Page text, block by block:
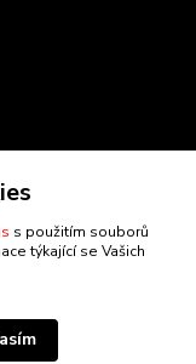
s použitím souborů
týkající se Vašich